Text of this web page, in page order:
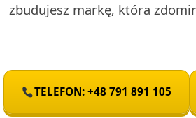
zbudujesz markę, która
TELEFON: +48 791 891 105